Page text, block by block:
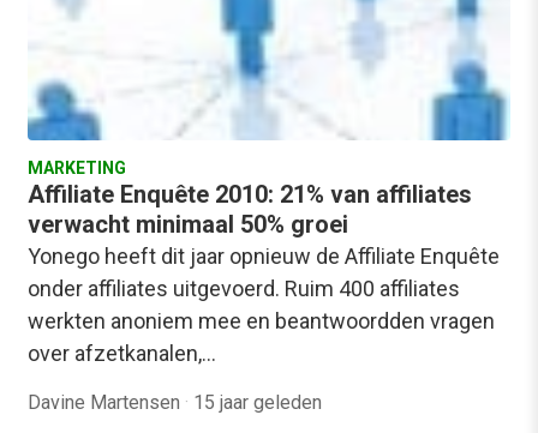
MARKETING
Affiliate Enquête 2010: 21% van affiliates
verwacht minimaal 50% groei
Yonego heeft dit jaar opnieuw de Affiliate Enquête
onder affiliates uitgevoerd. Ruim 400 affiliates
werkten anoniem mee en beantwoordden vragen
over afzetkanalen,…
Davine Martensen · 15 jaar geleden